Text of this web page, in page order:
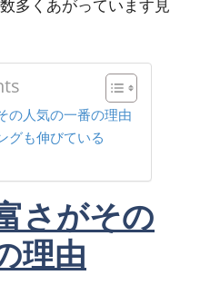
多くあがっています見
の人気の一番の理由
グも伸びている
さがその
理由